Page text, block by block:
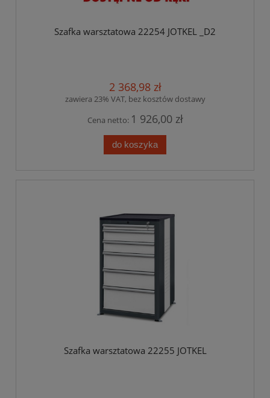
Szafka warsztatowa 22254 JOTKEL _D2
2 368,98 zł
zawiera 23% VAT, bez kosztów dostawy
Cena netto: 1 926,00 zł
do koszyka
Szafka warsztatowa 22255 JOTKEL